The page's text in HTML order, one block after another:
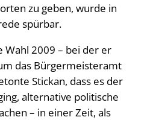
zu geben, wurde in
spürbar.
Wahl 2009 – bei der er
das Bürgermeisteramt
Stickan, dass es der
alternative politische
– in einer Zeit, als